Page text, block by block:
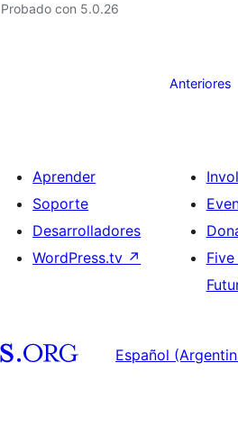
Probado con 5.0.26
Anteriores
Aprender
Soporte
Desarrolladores
WordPress.tv ↗
Español